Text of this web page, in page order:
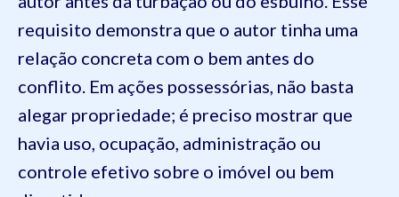
requisito demonstra que o autor tinha uma
relação concreta com o bem antes do
conflito. Em ações possessórias, não basta
alegar propriedade; é preciso mostrar que
havia uso, ocupação, administração ou
controle efetivo sobre o imóvel ou bem